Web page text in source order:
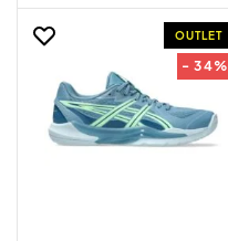
OUTLET
- 34%